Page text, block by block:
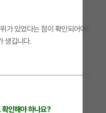
가 있었다는 점이 확인되어야
생깁니다.
인해야 하나요?